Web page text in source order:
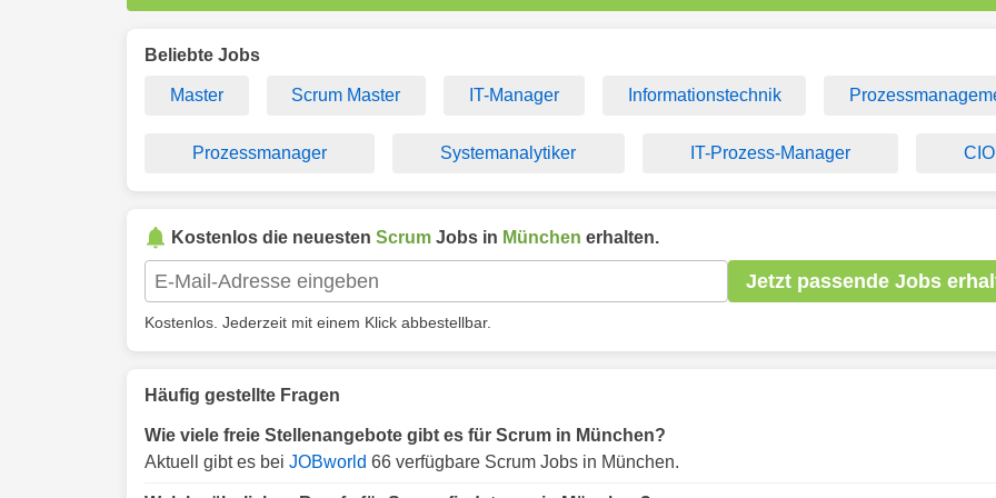
Beliebte Jobs
Master Scrum Master IT-Manager Informationstechnik
Prozessmanager Systemanalytiker IT-Prozess-Manager CIO
Kostenlos die neuesten Scrum Jobs in München erhalten.
Jetzt passende Jobs
Kostenlos. Jederzeit mit einem Klick abbestellbar.
Häufig gestellte Fragen
Wie viele freie Stellenangebote gibt es für Scrum in München?
Aktuell gibt es bei JOBworld 66 verfügbare Scrum Jobs in München.